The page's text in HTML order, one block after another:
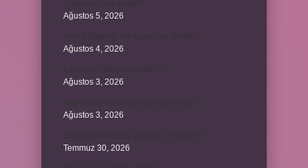
Ağustos 5, 2026
Ağustos 4, 2026
Ağustos 3, 2026
Ağustos 3, 2026
Temmuz 30, 2026